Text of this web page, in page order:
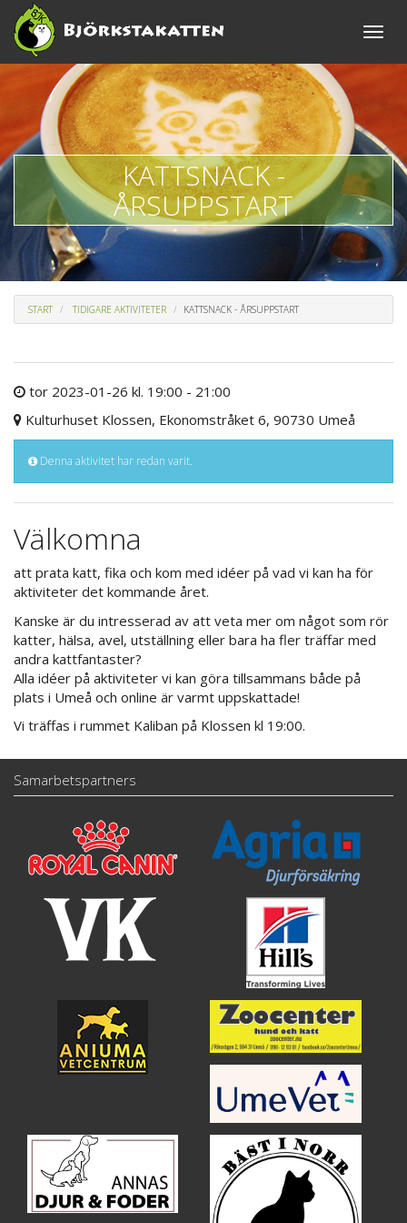
Toggle
KATTSNACK -
ÅRSUPPSTART
START TIDIGARE AKTIVITETER KATTSNACK - ÅRSUPPSTART
tor 2023-01-26 kl. 19:00 - 21:00
Kulturhuset Klossen, Ekonomstråket 6, 90730 Umeå
Denna aktivitet har redan varit.
Välkomna
att prata katt, fika och kom med idéer på vad vi kan ha för
aktiviteter det kommande året.
Kanske är du intresserad av att veta mer om något som rör
katter, hälsa, avel, utställning eller bara ha fler träffar med
andra kattfantaster?
Alla idéer på aktiviteter vi kan göra tillsammans både på
plats i Umeå och online är varmt uppskattade!
Vi träffas i rummet Kaliban på Klossen kl 19:00.
Samarbetspartners